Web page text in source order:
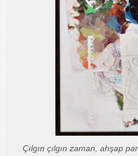
Çılgın çılgın zaman, ahşap